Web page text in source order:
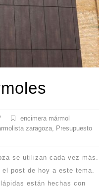
encimera mármol
zaragoza, Presupuesto
se utilizan cada vez más.
post de hoy a este tema.
están hechas con